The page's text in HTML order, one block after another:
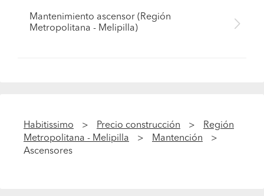
Mantenimiento ascensor (Región
Metropolitana - Melipilla)
Habitissimo Precio construcción
Región
Metropolitana - Melipilla
Mantención
Ascensores